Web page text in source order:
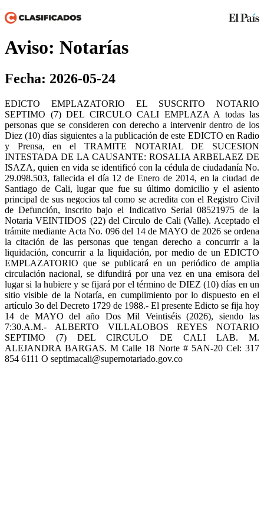
Aviso: Notarías
Fecha: 2026-05-24
EDICTO EMPLAZATORIO EL SUSCRITO NOTARIO
SEPTIMO (7) DEL CIRCULO CALI EMPLAZA A todas las
personas que se consideren con derecho a intervenir dentro de los
Diez (10) días siguientes a la publicación de este EDICTO en Radio
y Prensa, en el TRAMITE NOTARIAL DE SUCESION
INTESTADA DE LA CAUSANTE: ROSALIA ARBELAEZ DE
ISAZA, quien en vida se identificó con la cédula de ciudadanía No.
29.098.503, fallecida el día 12 de Enero de 2014, en la ciudad de
Santiago de Cali, lugar que fue su último domicilio y el asiento
principal de sus negocios tal como se acredita con el Registro Civil
de Defunción, inscrito bajo el Indicativo Serial 08521975 de la
Notaria VEINTIDOS (22) del Circulo de Cali (Valle). Aceptado el
trámite mediante Acta No. 096 del 14 de MAYO de 2026 se ordena
la citación de las personas que tengan derecho a concurrir a la
liquidación, concurrir a la liquidación, por medio de un EDICTO
EMPLAZATORIO que se publicará en un periódico de amplia
circulación nacional, se difundirá por una vez en una emisora del
lugar si la hubiere y se fijará por el término de DIEZ (10) días en un
sitio visible de la Notaría, en cumplimiento por lo dispuesto en el
artículo 3o del Decreto 1729 de 1988.- El presente Edicto se fija hoy
14 de MAYO del año Dos Mil Veintiséis (2026), siendo las
7:30.A.M.- ALBERTO VILLALOBOS REYES NOTARIO
SEPTIMO (7) DEL CIRCULO DE CALI LAB. M.
ALEJANDRA BARGAS. M Calle 18 Norte # 5AN-20 Cel: 317
854 6111 O septimacali@supernotariado.gov.co